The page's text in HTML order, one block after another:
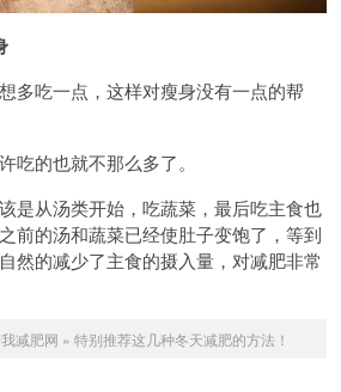
多吃一点，这样对瘦身没有一点的帮
吃的也就不那么多了。
是从汤类开始，吃蔬菜，最后吃主食也
前的汤和蔬菜已经使肚子变饱了，等到
然的减少了主食的摄入量，对减肥非常
减肥网 » 特别推荐这几种冬天减肥的方法！